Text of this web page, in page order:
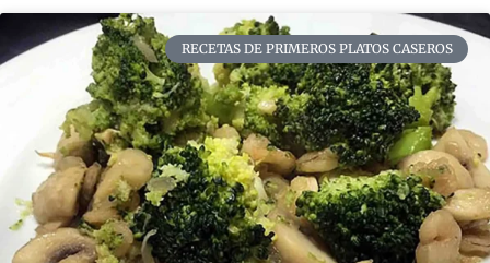
RECETAS DE PRIMEROS PLATOS CASEROS